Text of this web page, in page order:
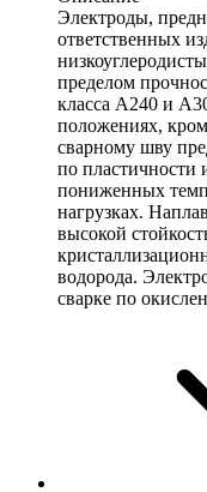
Электроды,
ответственных
пределом
класса А240 и
положениях,
сварному шву
по пластичности
пониженных
нагрузках.
высокой
водорода.
сварке по